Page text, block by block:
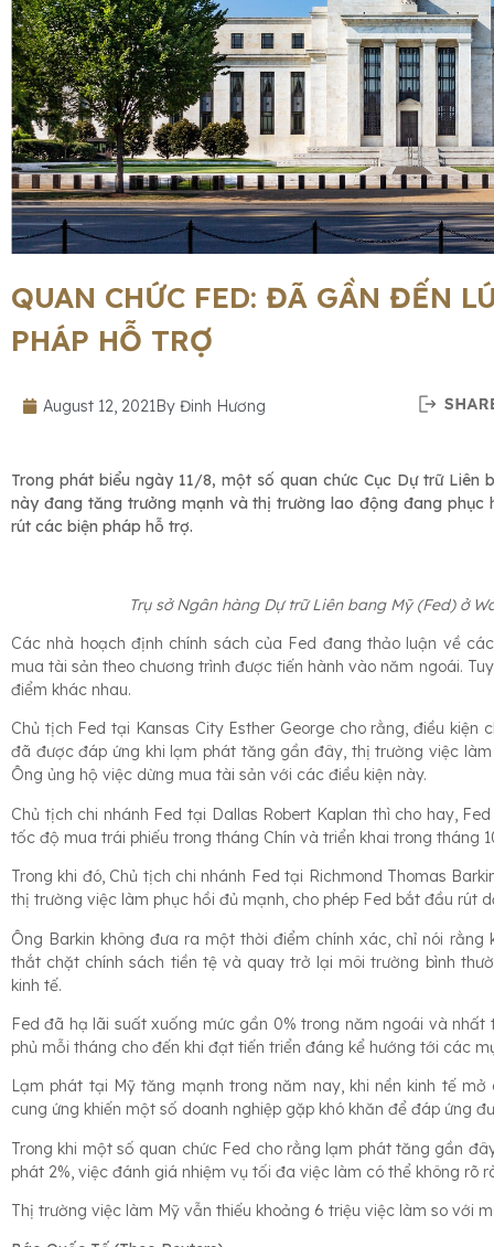
QUAN CHỨC FED: ĐÃ GẦN ĐẾN
PHÁP HỖ TRỢ
August 12, 2021By Đinh Hương
Trong phát biểu ngày 11/8, một số quan chức Cục Dự trữ Liên
này đang tăng trưởng mạnh và thị trường lao động đang phục
rút các biện pháp hỗ trợ.
Trụ sở Ngân hàng Dự trữ Liên bang Mỹ (Fed) ở
Các nhà hoạch định chính sách của Fed đang thảo luận về
mua tài sản theo chương trình được tiến hành vào năm ngoái.
điểm khác nhau.
Chủ tịch Fed tại Kansas City Esther George cho rằng, điều
đã được đáp ứng khi lạm phát tăng gần đây, thị trường việc
Ông ủng hộ việc dừng mua tài sản với các điều kiện này.
Chủ tịch chi nhánh Fed tại Dallas Robert Kaplan thì cho hay,
tốc độ mua trái phiếu trong tháng Chín và triển khai trong tháng
Trong khi đó, Chủ tịch chi nhánh Fed tại Richmond Thomas
thị trường việc làm phục hồi đủ mạnh, cho phép Fed bắt đầu rút
Ông Barkin không đưa ra một thời điểm chính xác, chỉ nói
thắt chặt chính sách tiền tệ và quay trở lại môi trường bình
kinh tế.
Fed đã hạ lãi suất xuống mức gần 0% trong năm ngoái và nhất
phủ mỗi tháng cho đến khi đạt tiến triển đáng kể hướng tới các
Lạm phát tại Mỹ tăng mạnh trong năm nay, khi nền kinh tế
cung ứng khiến một số doanh nghiệp gặp khó khăn để đáp ứng
Trong khi một số quan chức Fed cho rằng lạm phát tăng gần
phát 2%, việc đánh giá nhiệm vụ tối đa việc làm có thể không rõ
Thị trường việc làm Mỹ vẫn thiếu khoảng 6 triệu việc làm so với